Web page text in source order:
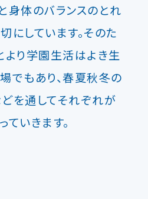
身体のバランスのとれ
にしています。そのた
より学園生活はよき生
でもあり、春夏秋冬の
を通してそれぞれが
いきます。